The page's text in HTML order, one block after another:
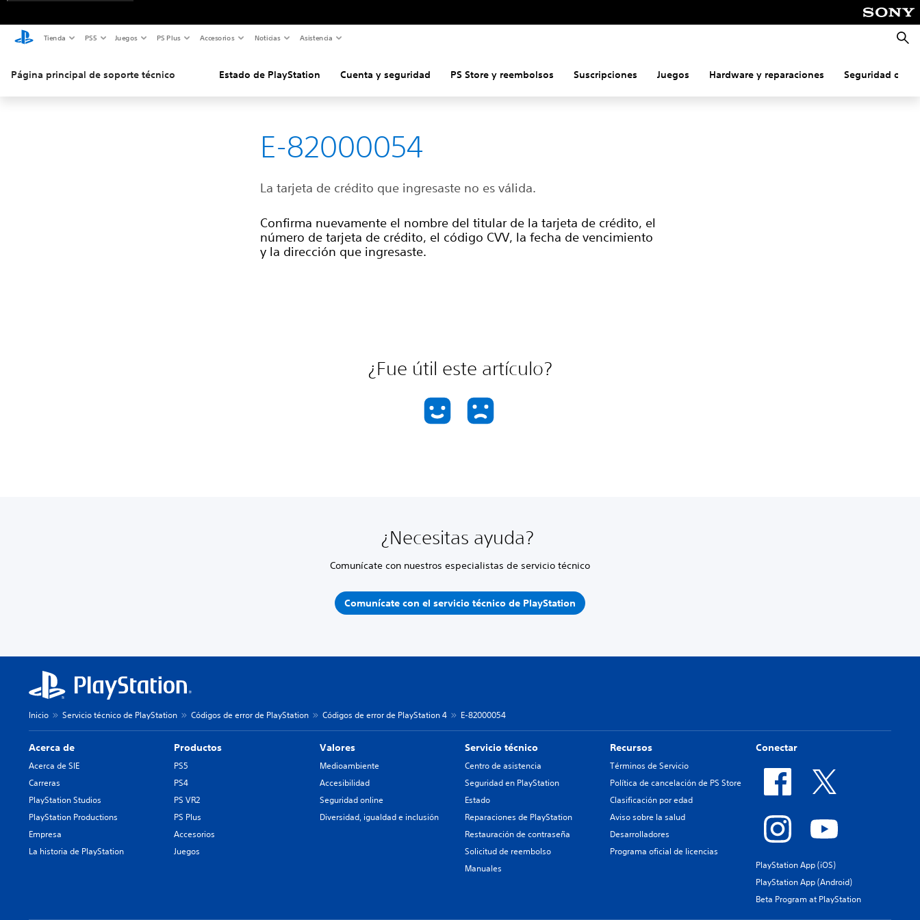
Tienda PS5 Juegos PS Plus Accesorios Noticias Asistencia
Página principal de soporte técnico Estado de PlayStation Cuenta y seguridad PS Store y reembolsos Suscripciones Juegos Hardware y reparaciones Seguridad
E-82000054
La tarjeta de crédito que ingresaste no es válida.
Confirma nuevamente el nombre del titular de la tarjeta de crédito, el
número de tarjeta de crédito, el código CVV, la fecha de vencimiento
y la dirección que ingresaste.
¿Fue útil este artículo?
¿Necesitas ayuda?
Comunícate con nuestros especialistas de servicio técnico
Comunícate con el servicio técnico de PlayStation
Inicio Servicio técnico de PlayStation Códigos de error de PlayStation Códigos de error de PlayStation 4 E-82000054
Acerca de
Acerca de SIE
Carreras
PlayStation Studios
PlayStation Productions
Empresa
La historia de PlayStation
Productos
PS5
PS4
PS VR2
PS Plus
Accesorios
Juegos
Valores
Medioambiente
Accesibilidad
Seguridad online
Diversidad, igualdad e inclusión
Servicio técnico
Centro de asistencia
Seguridad en PlayStation
Estado
Reparaciones de PlayStation
Restauración de contraseña
Solicitud de reembolso
Manuales
Recursos
Términos de Servicio
Política de cancelación de PS Store
Clasificación por edad
Aviso sobre la salud
Desarrolladores
Programa oficial de licencias
Conectar
PlayStation App (iOS)
PlayStation App (Android)
Beta Program at PlayStation